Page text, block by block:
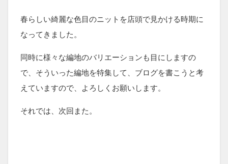
春らしい綺麗な色目のニットを店頭で見かける時期に
なってきました。
同時に様々な編地のバリエーションも目にしますの
で、そういった編地を特集して、ブログを書こうと考
えていますので、よろしくお願いします。
それでは、次回また。